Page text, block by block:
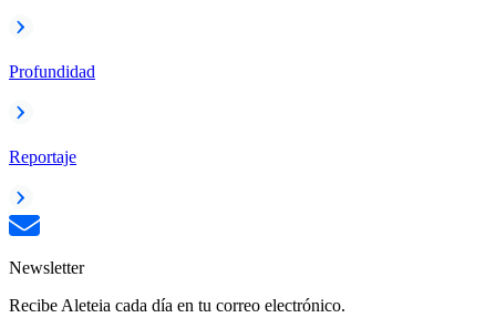
Profundidad
Reportaje
Newsletter
Recibe Aleteia cada día en tu correo electrónico.